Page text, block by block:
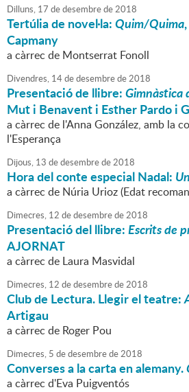
Dilluns, 17 dedesembrede2018
Tertúlia de novel·la:Quim/Quima
Capmany
a càrrec de Montserrat Fonoll
Divendres, 14dedesembrede2018
Presentació de llibre:Gimnàstica
Mut i Benavent i Esther Pardo i
a càrrec de l'Anna González, amb la
l'Esperança
Dijous, 13 dedesembrede2018
Hora del conte especial Nadal:
a càrrec de Núria Urioz (Edat
Dimecres, 12 dedesembrede2018
Presentació del llibre:Escrits de
AJORNAT
a càrrec de Laura Masvidal
Dimecres, 12 dedesembrede2018
Club de Lectura. Llegir el teatre:
Artigau
a càrrec de Roger Pou
Dimecres, 5 dedesembrede2018
Converses a la carta en alemany.
a càrrec d'Eva Puigventós